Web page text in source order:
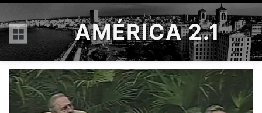
Menú AMÉRICA 2.1